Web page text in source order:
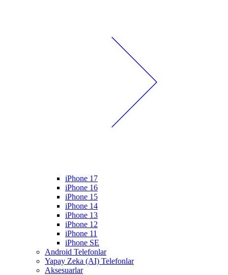
iPhone 17
iPhone 16
iPhone 15
iPhone 14
iPhone 13
iPhone 12
iPhone 11
iPhone SE
Android Telefonlar
Yapay Zeka (AI) Telefonlar
Aksesuarlar